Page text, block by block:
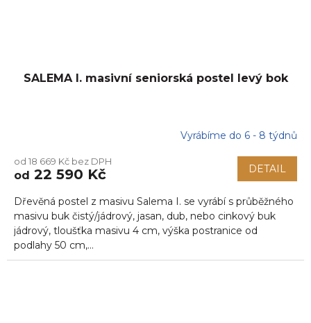
SALEMA I. masivní seniorská postel levý bok
Vyrábíme do 6 - 8 týdnů
od 18 669 Kč bez DPH
od 22 590 Kč DETAIL
Dřevěná postel z masivu Salema I. se vyrábí s průběžného
masivu buk čistý/jádrový, jasan, dub, nebo cinkový buk
jádrový, tloušťka masivu 4 cm, výška postranice od
podlahy 50 cm,...